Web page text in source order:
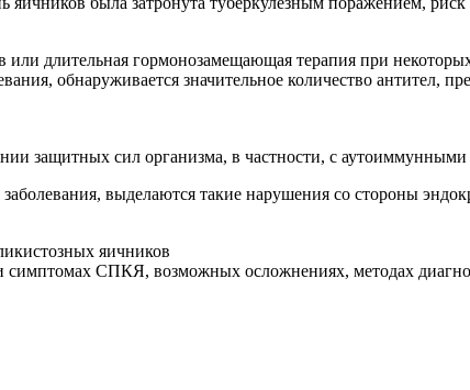
длительная гормонозамещающая терапия при
обнаруживается значительное количество антител,
защитных сил организма, в частности, с аутоиммунными
выделаются такие нарушения со стороны
симптомах СПКЯ, возможных осложнениях, методах